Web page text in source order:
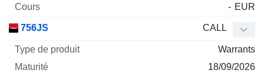
- EUR
756JS CALL
Warrants
18/09/2026